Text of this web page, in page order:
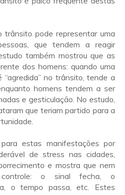
trânsito pode representar uma
que tendem a reagir
também mostrou que as
dos homens: quando uma
no trânsito, tende a
homens tendem a ser
e gesticulação. No estudo,
que teriam partido para a
estas manifestações por
de stress nas cidades,
e mostra que nem
o sinal fecha, o
o tempo passa, etc. Estes